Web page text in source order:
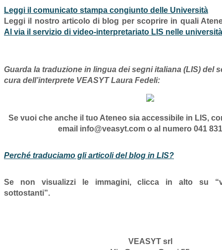
Leggi il comunicato stampa congiunto delle Università
Leggi il nostro articolo di blog per scoprire in quali
Al via il servizio di video-interpretariato LIS nelle
Guarda la traduzione in lingua dei segni italiana (LIS) del
cura dell’interprete VEASYT Laura Fedeli:
Se vuoi che anche il tuo Ateneo sia accessibile in LIS,
email info@veasyt.com o al numero 041
Perché traduciamo gli articoli del blog in LIS?
Se non visualizzi le immagini, clicca in alto su
sottostanti”.
VEASYT srl